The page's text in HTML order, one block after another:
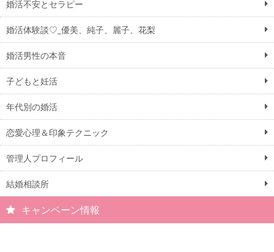
婚活不安とセラピー
婚活体験談♡_優美、純子、麗子、花梨
婚活男性の本音
子どもと妊活
年代別の婚活
恋愛心理＆印象テクニック
管理人プロフィール
結婚相談所
キャンペーン情報